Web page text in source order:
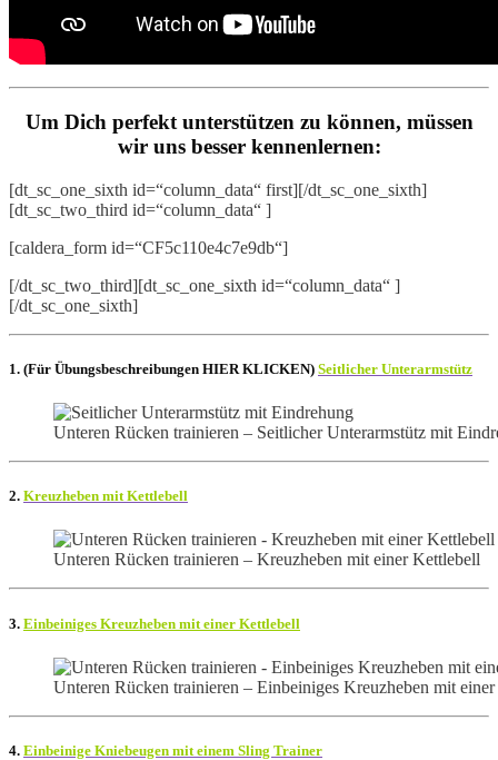
Um Dich perfekt unterstützen zu können, müssen
wir uns besser kennenlernen:
[dt_sc_one_sixth id=“column_data“ first][/dt_sc_one_sixth]
[dt_sc_two_third id=“column_data“ ]
[caldera_form id=“CF5c110e4c7e9db“]
[/dt_sc_two_third][dt_sc_one_sixth id=“column_data“ ]
[/dt_sc_one_sixth]
1. (Für Übungsbeschreibungen HIER KLICKEN) Seitlicher Unterarmstütz
Unteren Rücken trainieren – Seitlicher Unterarmstütz mit
2. Kreuzheben mit Kettlebell
Unteren Rücken trainieren – Kreuzheben mit einer Kettlebell
3. Einbeiniges Kreuzheben mit einer Kettlebell
Unteren Rücken trainieren – Einbeiniges Kreuzheben mit
4. Einbeinige Kniebeugen mit einem Sling Trainer